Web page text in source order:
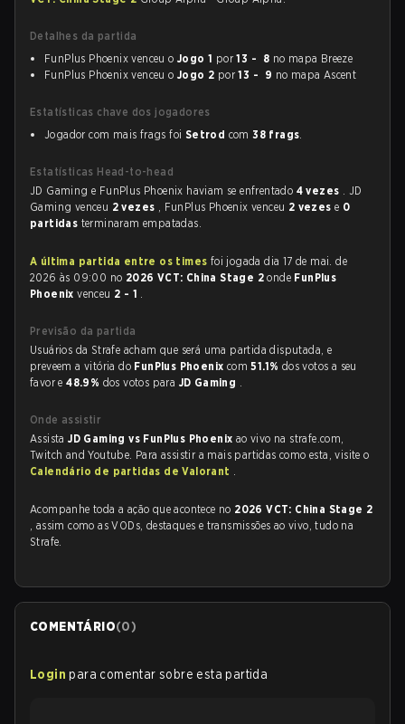
Detalhes da partida
FunPlus Phoenix venceu o Jogo 1 por13 - 8 no mapa Breeze
FunPlus Phoenix venceu o Jogo 2 por13 - 9 no mapa Ascent
Estatísticas chave dos jogadores
Jogador com mais frags foi Setrod com38 frags.
Estatísticas Head-to-head
JD Gaming e FunPlus Phoenix haviam se enfrentado 4 vezes . JD
Gaming venceu 2 vezes , FunPlus Phoenix venceu 2 vezese 0
partidas terminaram empatadas.
A última partida entre os times foi jogada dia 17 de mai. de
2026 às 09:00 no 2026 VCT: China Stage 2onde FunPlus
Phoenixvenceu 2 - 1 .
Previsão da partida
Usuários da Strafe acham que será uma partida disputada, e
preveem a vitória do FunPlus Phoenix com51.1% dos votos a seu
favor e48.9% dos votos para JD Gaming .
Onde assistir
AssistaJD Gaming vs FunPlus Phoenix ao vivo na strafe.com,
Twitch and Youtube. Para assistir a mais partidas como esta, visite o
Calendário de partidas de Valorant .
Acompanhe toda a ação que acontece no 2026 VCT: China Stage 2
, assim como as VODs, destaques e transmissões ao vivo, tudo na
Strafe.
COMENTÁRIO(0)
Login para comentar sobre esta partida